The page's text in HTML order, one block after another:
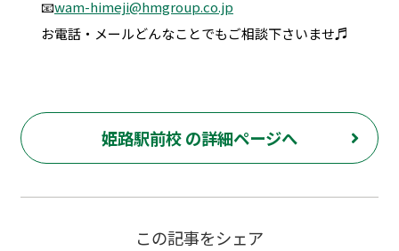
📧wam-himeji@hmgroup.co.jp
お電話・メールどんなことでもご相談下さいませ♬
姫路駅前校 の詳細ページへ
この記事をシェア